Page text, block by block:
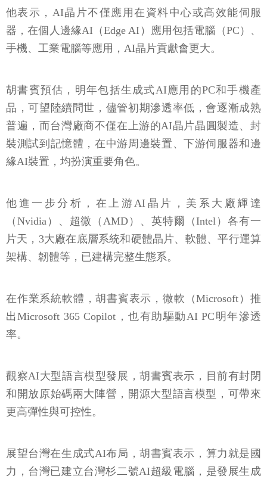
他表示，AI晶片不僅應用在資料中心或高效能伺服
器，在個人邊緣AI（Edge AI）應用包括電腦（PC）、
手機、工業電腦等應用，AI晶片貢獻會更大。
胡書賓預估，明年包括生成式AI應用的PC和手機產
品，可望陸續問世，儘管初期滲透率低，會逐漸成熟
普遍，而台灣廠商不僅在上游的AI晶片晶圓製造、封
裝測試到記憶體，在中游周邊裝置、下游伺服器和邊
緣AI裝置，均扮演重要角色。
他進一步分析，在上游AI晶片，美系大廠輝達
（Nvidia）、超微（AMD）、英特爾（Intel）各有一
片天，3大廠在底層系統和硬體晶片、軟體、平行運算
架構、韌體等，已建構完整生態系。
在作業系統軟體，胡書賓表示，微軟（Microsoft）推
出Microsoft 365 Copilot，也有助驅動AI PC明年滲透
率。
觀察AI大型語言模型發展，胡書賓表示，目前有封閉
和開放原始碼兩大陣營，開源大型語言模型，可帶來
更高彈性與可控性。
展望台灣在生成式AI布局，胡書賓表示，算力就是國
力，台灣已建立台灣杉二號AI超級電腦，是發展生成